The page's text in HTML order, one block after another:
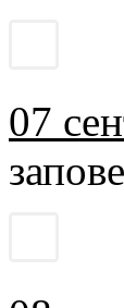
07